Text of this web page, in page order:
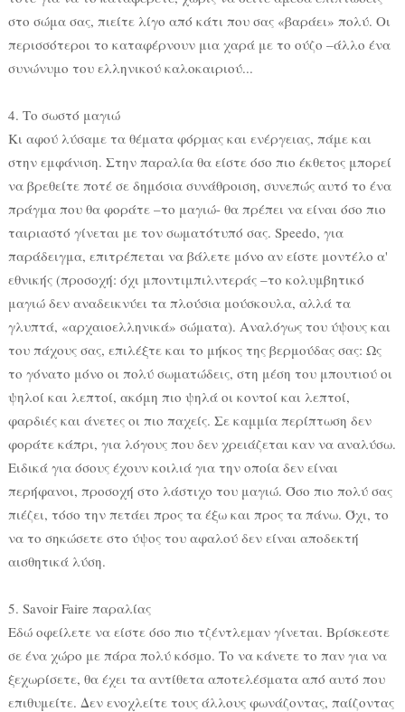
στο σώμα σας, πιείτε λίγο από κάτι που σας «βαράει» πολύ. Οι
περισσότεροι το καταφέρνουν μια χαρά με το ούζο –άλλο ένα
συνώνυμο του ελληνικού καλοκαιριού...
4. Το σωστό μαγιώ
Κι αφού λύσαμε τα θέματα φόρμας και ενέργειας, πάμε και
στην εμφάνιση. Στην παραλία θα είστε όσο πιο έκθετος μπορεί
να βρεθείτε ποτέ σε δημόσια συνάθροιση, συνεπώς αυτό το ένα
πράγμα που θα φοράτε –το μαγιώ- θα πρέπει να είναι όσο πιο
ταιριαστό γίνεται με τον σωματότυπό σας. Speedo, για
παράδειγμα, επιτρέπεται να βάλετε μόνο αν είστε μοντέλο α'
εθνικής (προσοχή: όχι μποντιμπιλντεράς –το κολυμβητικό
μαγιώ δεν αναδεικνύει τα πλούσια μούσκουλα, αλλά τα
γλυπτά, «αρχαιοελληνικά» σώματα). Αναλόγως του ύψους και
του πάχους σας, επιλέξτε και το μήκος της βερμούδας σας: Ως
το γόνατο μόνο οι πολύ σωματώδεις, στη μέση του μπουτιού οι
ψηλοί και λεπτοί, ακόμη πιο ψηλά οι κοντοί και λεπτοί,
φαρδιές και άνετες οι πιο παχείς. Σε καμμία περίπτωση δεν
φοράτε κάπρι, για λόγους που δεν χρειάζεται καν να αναλύσω.
Ειδικά για όσους έχουν κοιλιά για την οποία δεν είναι
περήφανοι, προσοχή στο λάστιχο του μαγιώ. Όσο πιο πολύ σας
πιέζει, τόσο την πετάει προς τα έξω και προς τα πάνω. Όχι, το
να το σηκώσετε στο ύψος του αφαλού δεν είναι αποδεκτή
αισθητικά λύση.
5. Savoir Faire παραλίας
Εδώ οφείλετε να είστε όσο πιο τζέντλεμαν γίνεται. Βρίσκεστε
σε ένα χώρο με πάρα πολύ κόσμο. Το να κάνετε το παν για να
ξεχωρίσετε, θα έχει τα αντίθετα αποτελέσματα από αυτό που
επιθυμείτε. Δεν ενοχλείτε τους άλλους φωνάζοντας, παίζοντας